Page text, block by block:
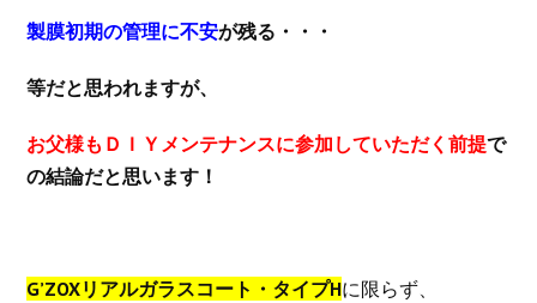
製膜初期の管理に不安が残る・・・
等だと思われますが、
お父様もＤＩＹメンテナンスに参加していただく前提で
の結論だと思います！
G’ZOXリアルガラスコート・タイプHに限らず、